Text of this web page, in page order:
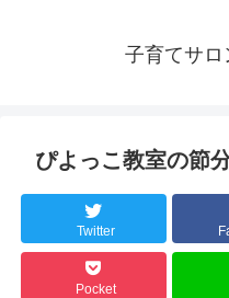
子育てサロ
ぴよっこ教室の節
Twitter
Pocket